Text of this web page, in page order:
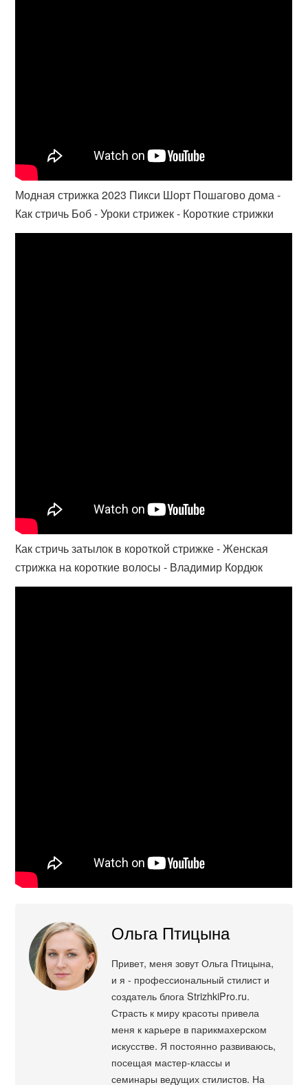
Модная стрижка 2023 Пикси Шорт Пошагово дома -
Как стричь Боб - Уроки стрижек - Короткие стрижки
Как стричь затылок в короткой стрижке - Женская
стрижка на короткие волосы - Владимир Кордюк
Ольга Птицына
Привет, меня зовут Ольга Птицына,
и я - профессиональный стилист и
создатель блога StrizhkiPro.ru.
Страсть к миру красоты привела
меня к карьере в парикмахерском
искусстве. Я постоянно развиваюсь,
посещая мастер-классы и
семинары ведущих стилистов. На